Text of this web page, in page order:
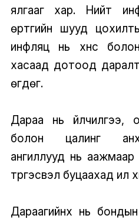
ялгааг хар. Нийт
өртгийн шууд
инфляц нь хүнс
хасаад дотоод
өгдөг.
Дараа нь үйлчилгээ,
болон цалинг
ангиллууд нь
түргэсвэл буцаахад илүү
Дараагийнх нь